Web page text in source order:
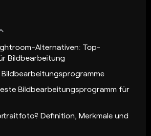
Alternativen: Top-
Bildbearbeitung
Bildbearbeitungsprogramme
Bildbearbeitungsprogramm für
Definition, Merkmale und